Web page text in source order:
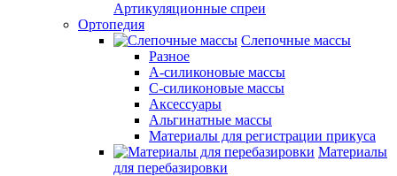
Артикуляционные спреи
Ортопедия
Слепочные массы
Разное
А-силиконовые массы
С-силиконовые массы
Аксессуары
Альгинатные массы
Материалы для регистрации прикуса
Материалы
для перебазировки